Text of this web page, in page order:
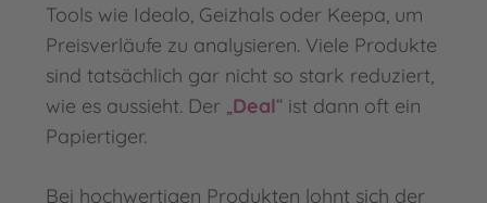
Tools wie Idealo, Geizhals oder Keepa, um
Preisverläufe zu analysieren. Viele Produkte
sind tatsächlich gar nicht so stark reduziert,
wie es aussieht. Der „ Deal“ ist dann oft ein
Papiertiger.
Bei hochwertigen Produkten lohnt sich der